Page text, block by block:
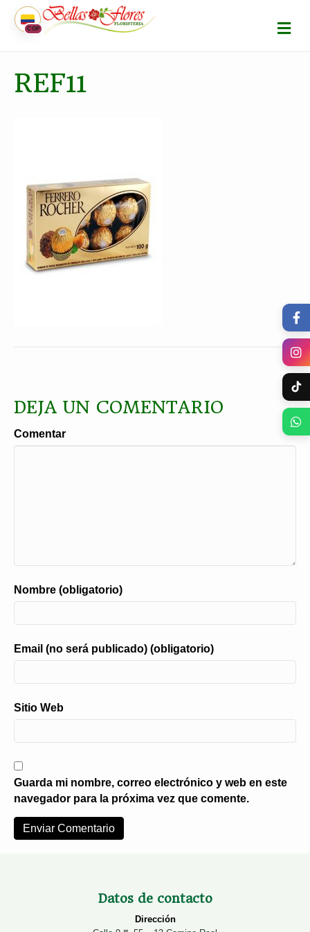
COP M
E
N
REF11
DEJA UN COMENTARIO
Comentar
Nombre (obligatorio)
Email (no será publicado) (obligatorio)
Sitio Web
Guarda mi nombre, correo electrónico y web en este
navegador para la próxima vez que comente.
Datos de contacto
Dirección